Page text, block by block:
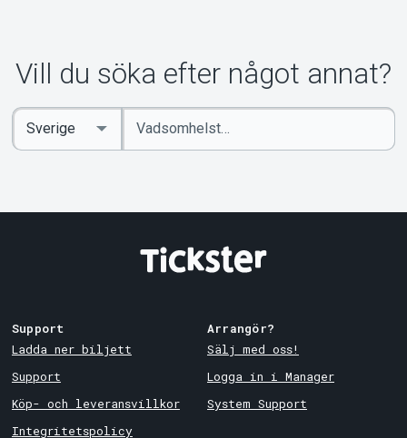
Vill du söka efter något annat?
Ange
sökord
Select
Country
Support
Ladda ner biljett
Support
Köp- och leveransvillkor
Integritetspolicy
Arrangör?
Sälj med oss!
Logga in i Manager
System Support